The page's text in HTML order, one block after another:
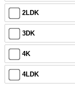
2LDK
3DK
4K
4LDK